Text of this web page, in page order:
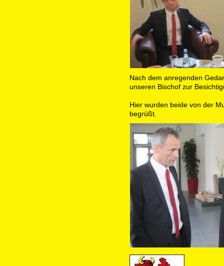
Nach dem anregenden
unseren Bischof zur
Hier wurden beide von der
begrüßt.